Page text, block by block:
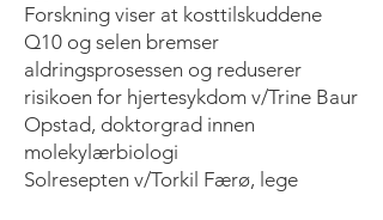
Forskning viser at kosttilskuddene
Q10 og selen bremser
aldringsprosessen og reduserer
risikoen for hjertesykdom v/Trine Baur
Opstad, doktorgrad innen
molekylærbiologi
Solresepten v/Torkil Færø, lege